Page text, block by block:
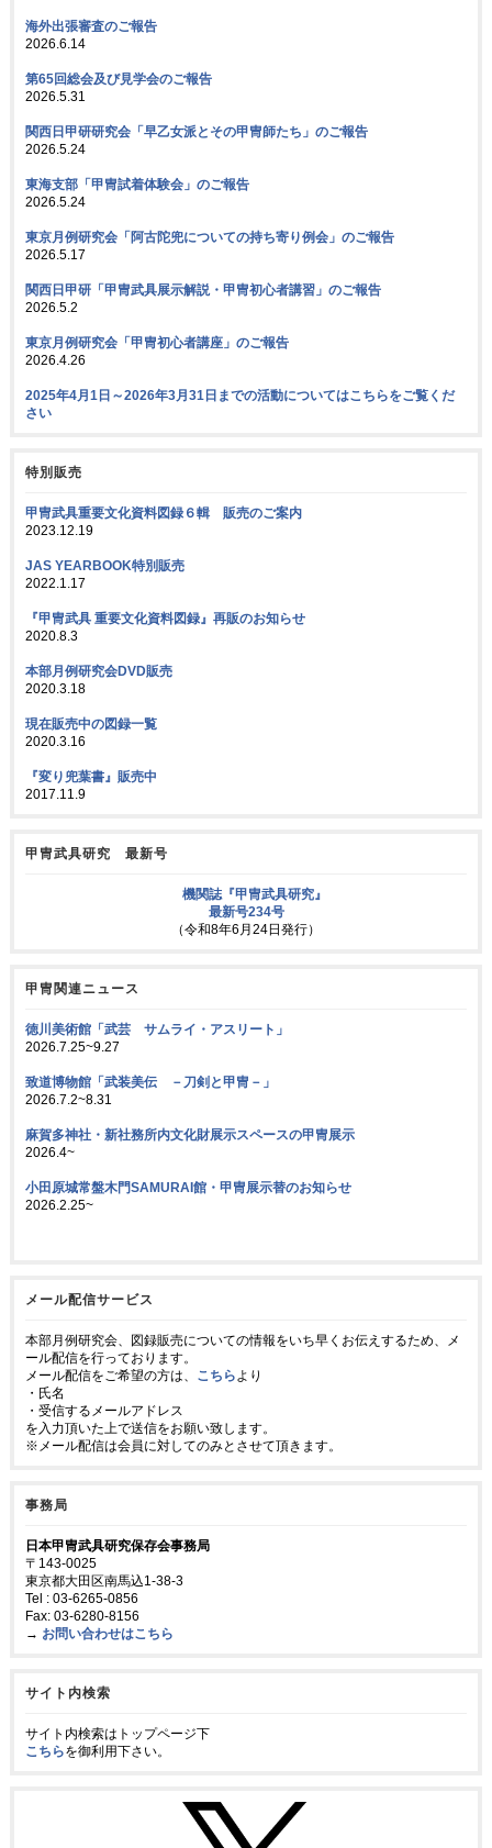
海外出張審査のご報告
2026.6.14
第65回総会及び見学会のご報告
2026.5.31
関西日甲研研究会「早乙女派とその甲冑師たち」のご報告
2026.5.24
東海支部「甲冑試着体験会」のご報告
2026.5.24
東京月例研究会「阿古陀兜についての持ち寄り例会」のご報告
2026.5.17
関西日甲研「甲冑武具展示解説・甲冑初心者講習」のご報告
2026.5.2
東京月例研究会「甲冑初心者講座」のご報告
2026.4.26
2025年4月1日～2026年3月31日までの活動についてはこちらをご覧くだ
さい
特別販売
甲冑武具重要文化資料図録６輯 販売のご案内
2023.12.19
JAS YEARBOOK特別販売
2022.1.17
『甲冑武具 重要文化資料図録』再販のお知らせ
2020.8.3
本部月例研究会DVD販売
2020.3.18
現在販売中の図録一覧
2020.3.16
『変り兜葉書』販売中
2017.11.9
甲冑武具研究 最新号
機関誌『甲冑武具研究』
最新号234号
（令和8年6月24日発行）
甲冑関連ニュース
徳川美術館「武芸 サムライ・アスリート」
2026.7.25~9.27
致道博物館「武装美伝 －刀剣と甲冑－」
2026.7.2~8.31
麻賀多神社・新社務所内文化財展示スペースの甲冑展示
2026.4~
小田原城常盤木門SAMURAI館・甲冑展示替のお知らせ
2026.2.25~
メール配信サービス
本部月例研究会、図録販売についての情報をいち早くお伝えするため、メ
ール配信を行っております。
メール配信をご希望の方は、 こちら より
・氏名
・受信するメールアドレス
を入力頂いた上で送信をお願い致します。
※メール配信は会員に対してのみとさせて頂きます。
事務局
日本甲冑武具研究保存会事務局
〒143-0025
東京都大田区南馬込1-38-3
Tel : 03-6265-0856
Fax: 03-6280-8156
→ お問い合わせはこちら
サイト内検索
サイト内検索はトップページ下
こちらを御利用下さい。